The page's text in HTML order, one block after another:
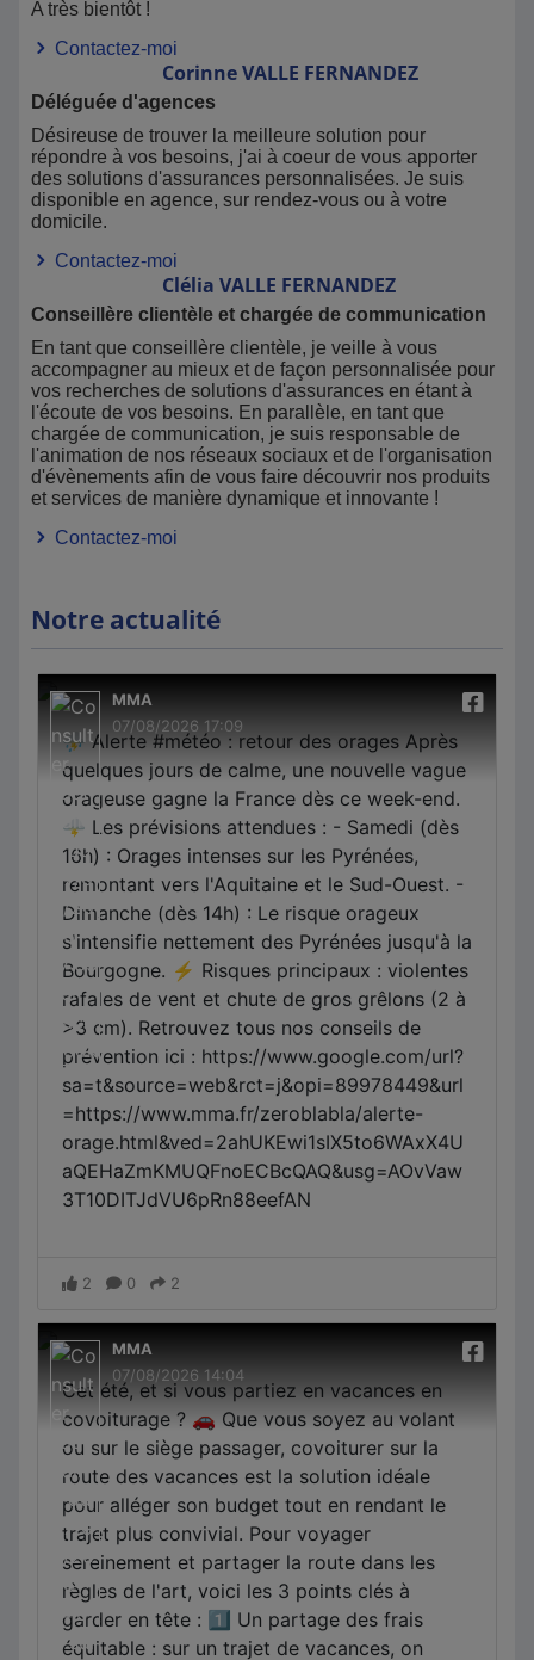
A très bientôt !
Contactez-moi
CorinneVALLE FERNANDEZ
Déléguée d'agences
Désireuse de trouver la meilleure solution pour
répondre à vos besoins, j'ai à coeur de vous apporter
des solutions d'assurances personnalisées. Je suis
disponible en agence, sur rendez-vous ou à votre
domicile.
Contactez-moi
Clélia VALLE FERNANDEZ
Conseillère clientèle et chargée de communication
En tant que conseillère clientèle, je veille à vous
accompagner au mieux et de façon personnalisée pour
vos recherches de solutions d'assurances en étant à
l'écoute de vos besoins. En parallèle, en tant que
chargée de communication, je suis responsable de
l'animation de nos réseaux sociaux et de l'organisation
d'évènements afin de vous faire découvrir nos produits
et services de manière dynamique et innovante !
Contactez-moi
Notre actualité